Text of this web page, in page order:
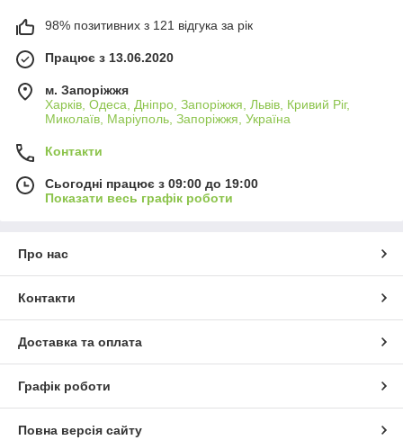
98% позитивних з 121 відгука за рік
Працює з 13.06.2020
м. Запоріжжя
Харків, Одеса, Дніпро, Запоріжжя, Львів, Кривий Ріг,
Миколаїв, Маріуполь, Запоріжжя, Україна
Контакти
Сьогодні працює з 09:00 до 19:00
Показати весь графік роботи
Про нас
Контакти
Доставка та оплата
Графік роботи
Повна версія сайту